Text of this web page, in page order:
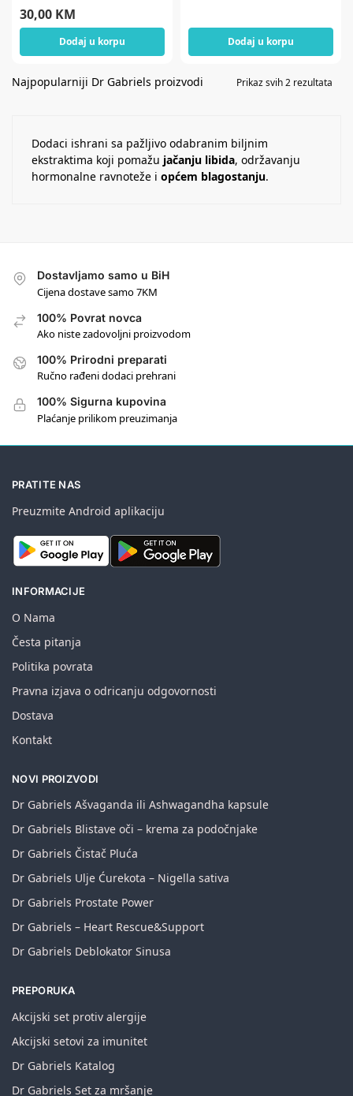
30,00 KM
Dodaj u korpu Dodaj u korpu
Prikaz svih 2 rezultata
Dodaci ishrani sa pažljivo odabranim biljnim
ekstraktima koji pomažu jačanju libida, održavanju
hormonalne ravnoteže i općem blagostanju.
Dostavljamo samo u BiH
Cijena dostave samo 7KM
100% Povrat novca
Ako niste zadovoljni proizvodom
100% Prirodni preparati
Ručno rađeni dodaci prehrani
100% Sigurna kupovina
Plaćanje prilikom preuzimanja
PRATITE NAS
Preuzmite Android aplikaciju
INFORMACIJE
O Nama
Česta pitanja
Politika povrata
Pravna izjava o odricanju odgovornosti
Dostava
Kontakt
NOVI PROIZVODI
Dr Gabriels Ašvaganda ili Ashwagandha kapsule
Dr Gabriels Blistave oči – krema za podočnjake
Dr Gabriels Čistač Pluća
Dr Gabriels Ulje Ćurekota – Nigella sativa
Dr Gabriels Prostate Power
Dr Gabriels – Heart Rescue&Support
Dr Gabriels Deblokator Sinusa
PREPORUKA
Akcijski set protiv alergije
Akcijski setovi za imunitet
Dr Gabriels Katalog
Dr Gabriels Set za mršanje